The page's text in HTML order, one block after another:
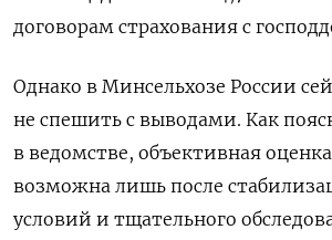
договорам страхования с
Однако в Минсельхозе России
не спешить с выводами. Как
в ведомстве, объективная
возможна лишь после
условий и тщательного